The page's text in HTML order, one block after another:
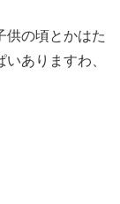
供の頃とかはた
ありますわ、